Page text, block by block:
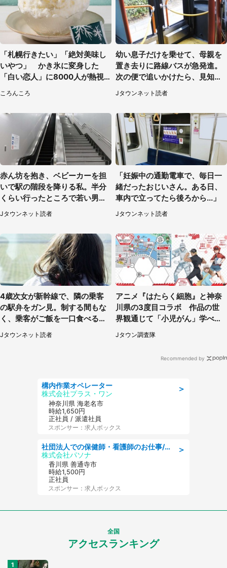
「札幌行きたい」「絶対美味し
いやつ」 かき氷に変身した
「白い恋人」に8000人が熱視
ころんころ
幼い息子だけを乗せて、母親を
置き去りに路線バスが急発進。
次の便で追いかけたら、見知ら
ぬ若い女性が（京都府・60代女
性）
Jタウンネット読者
赤ん坊を抱き、ベビーカーを担
いで駅の階段を降りる私。半分
くらい行ったところで若い男性
が...（埼玉県・50代女性）
Jタウンネット読者
「妊娠中の通勤電車で、毎日一
緒だったおじいさん。ある日、
車内で立ってたら後ろから...」
Jタウンネット読者
4歳次女が新幹線で、隣の乗客
の駅弁をガン見。制する間もな
く、乗客がご飯を一口食べると
（茨城県・50代女性）
Jタウンネット読者
アニメ『はたらく細胞』と神奈
川県の3度目コラボ 作品の世
界観通じて「小児がん」学べる
【8／10～31※平日限定】
Jタウン調査隊
Recommended by
＞
構内作業オペレーター
株式会社プラス・ワン
神奈川県 海老名市
時給1,650円
正社員 / 派遣社員
スポンサー：求人ボックス
＞
社団法人での保健師・看護師のお仕事/未経験OK/要資格:普通免許、保健師、正看護師
株式会社パソナ
香川県 善通寺市
時給1,500円
正社員
スポンサー：求人ボックス
全国
アクセスランキング